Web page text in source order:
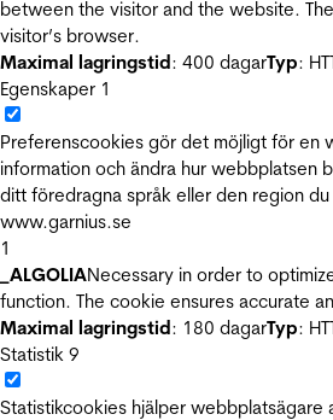
between the visitor and the website.
visitor’s browser.
Maximal lagringstid: 400 dagarTyp:
Egenskaper 1
Preferenscookies gör det möjligt för en
information och ändra hur webbplatsen
ditt föredragna språk eller den region
www.garnius.se
1
_ALGOLIANecessary in order to
function. The cookie ensures accurate
Maximal lagringstid: 180 dagarTyp:
Statistik 9
Statistikcookies hjälper webbplatsägare